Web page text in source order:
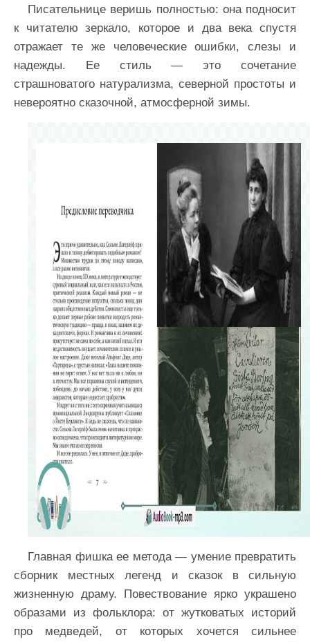
Писательнице веришь полностью: она подносит
к читателю зеркало, которое и два века спустя
отражает те же человеческие ошибки, слезы и
надежды. Ее стиль — это сочетание
страшноватого натурализма, северной простоты и
невероятно сказочной, атмосферной зимы.
Главная фишка ее метода — умение превратить
сборник местных легенд и сказок в сильную
жизненную драму. Повествование ярко украшено
образами из фольклора: от жутковатых историй
про медведей, от которых хочется сильнее